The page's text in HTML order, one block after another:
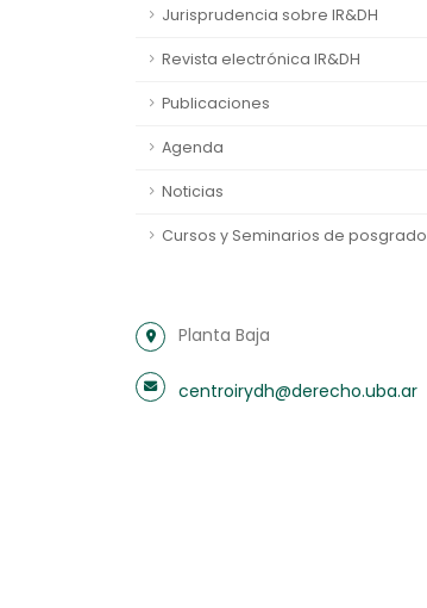
Jurisprudencia sobre IR&DH
Revista electrónica IR&DH
Publicaciones
Agenda
Noticias
Cursos y Seminarios de posgrado
Planta Baja
centroirydh@derecho.uba.ar